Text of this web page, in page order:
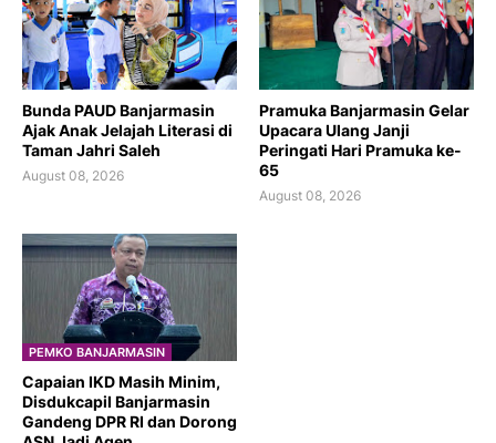
Bunda PAUD Banjarmasin
Ajak Anak Jelajah Literasi di
Taman Jahri Saleh
August 08, 2026
Pramuka Banjarmasin Gelar
Upacara Ulang Janji
Peringati Hari Pramuka ke-
65
August 08, 2026
PEMKO BANJARMASIN
Capaian IKD Masih Minim,
Disdukcapil Banjarmasin
Gandeng DPR RI dan Dorong